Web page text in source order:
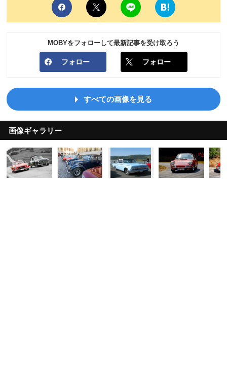
MOBYをフォローして最新記事を受け取ろう
フォロー フォロー
すべての画像を見る
画像ギャラリー